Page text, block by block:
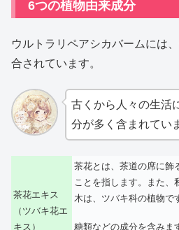
6つの植物由来成分
ウルトラリペアシカバームには
合されています。
古くから人々の生活
分が多く含まれてい
茶花エキス
（ツバキ花エ
キス）
茶花とは、茶道の席に飾
ことを指します。また、
木は、ツバキ科の植物で
糖類などの成分を含みま